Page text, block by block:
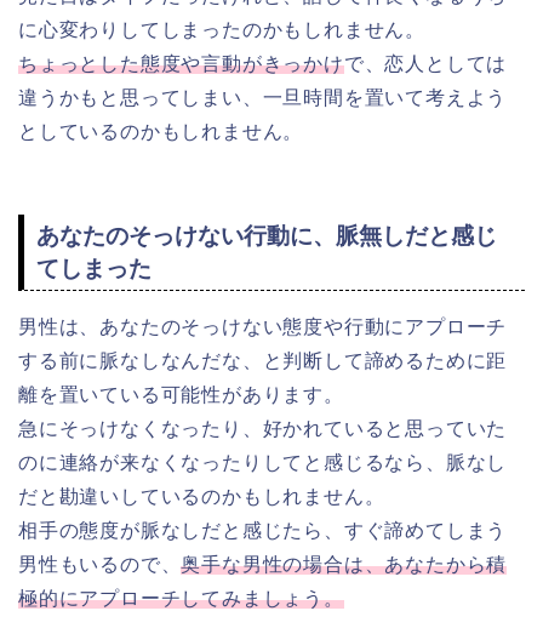
に心変わりしてしまったのかもしれません。
ちょっとした態度や言動がきっかけで、恋人としては
違うかもと思ってしまい、一旦時間を置いて考えよう
としているのかもしれません。
あなたのそっけない行動に、脈無しだと感じ
てしまった
男性は、あなたのそっけない態度や行動にアプローチ
する前に脈なしなんだな、と判断して諦めるために距
離を置いている可能性があります。
急にそっけなくなったり、好かれていると思っていた
のに連絡が来なくなったりしてと感じるなら、脈なし
だと勘違いしているのかもしれません。
相手の態度が脈なしだと感じたら、すぐ諦めてしまう
男性もいるので、奥手な男性の場合は、あなたから積
極的にアプローチしてみましょう。